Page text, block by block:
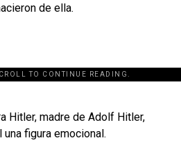
de ella.
TO CONTINUE READING.
id="243463"]
Hitler, madre de Adolf Hitler,
figura emocional.